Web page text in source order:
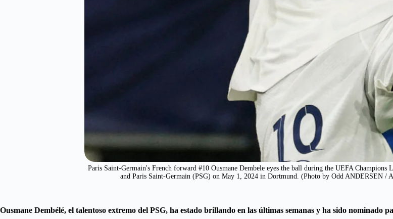
Paris Saint-Germain's French forward #10 Ousmane Dembele eyes the ball during the UEFA
and Paris Saint-Germain (PSG) on May 1, 2024 in Dortmund. (Photo by Odd ANDERSEN /
Ousmane Dembélé, el talentoso extremo del PSG, ha estado brillando en las últimas semanas y ha sido